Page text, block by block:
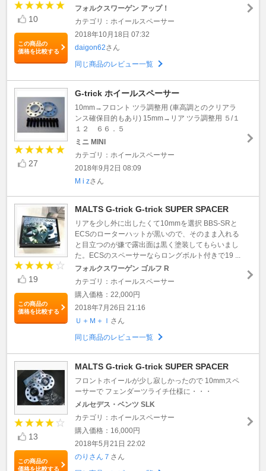
10
この商品の
価格を比較する
フォルクスワーゲン アップ！
カテゴリ：ホイールスペーサー
2018年10月18日 07:32
daigon62さん
同じ商品のレビュー一覧
27
G-trick ホイールスペーサー
10mm→フロント ツラ調整用 (車高調とのクリアラ
ンス確保目的もあり) 15mm→リア ツラ調整用 ５/１
１２ ６６．５
ミニ MINI
カテゴリ：ホイールスペーサー
2018年9月2日 08:09
M i zさん
19
この商品の
価格を比較する
MALTS G-trick G-trick SUPER SPACER
リアを少し外に出したくて10mmを選択 BBS-SRと
ECSのローターハットが黒いので、そのまま入れる
と目立つのが嫌で露出面は黒く塗装してもらいまし
た。ECSのスペーサーならロングボルト付きで19 ...
フォルクスワーゲン ゴルフ R
カテゴリ：ホイールスペーサー
購入価格：22,000円
2018年7月26日 21:16
Ｕ＋Ｍ＋Ｉ さん
同じ商品のレビュー一覧
13
この商品の
価格を比較する
MALTS G-trick G-trick SUPER SPACER
フロントホイールが少し寂しかったので 10mmスペ
ーサーで フェンダーツライチ仕様に・・・
メルセデス・ベンツ SLK
カテゴリ：ホイールスペーサー
購入価格：16,000円
2018年5月21日 22:02
のりさん７ さん